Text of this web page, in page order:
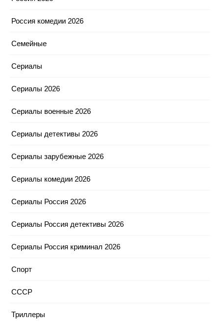
Россия комедии 2026
Семейные
Сериалы
Сериалы 2026
Сериалы военные 2026
Сериалы детективы 2026
Сериалы зарубежные 2026
Сериалы комедии 2026
Сериалы Россия 2026
Сериалы Россия детективы 2026
Сериалы Россия криминал 2026
Спорт
СССР
Триллеры